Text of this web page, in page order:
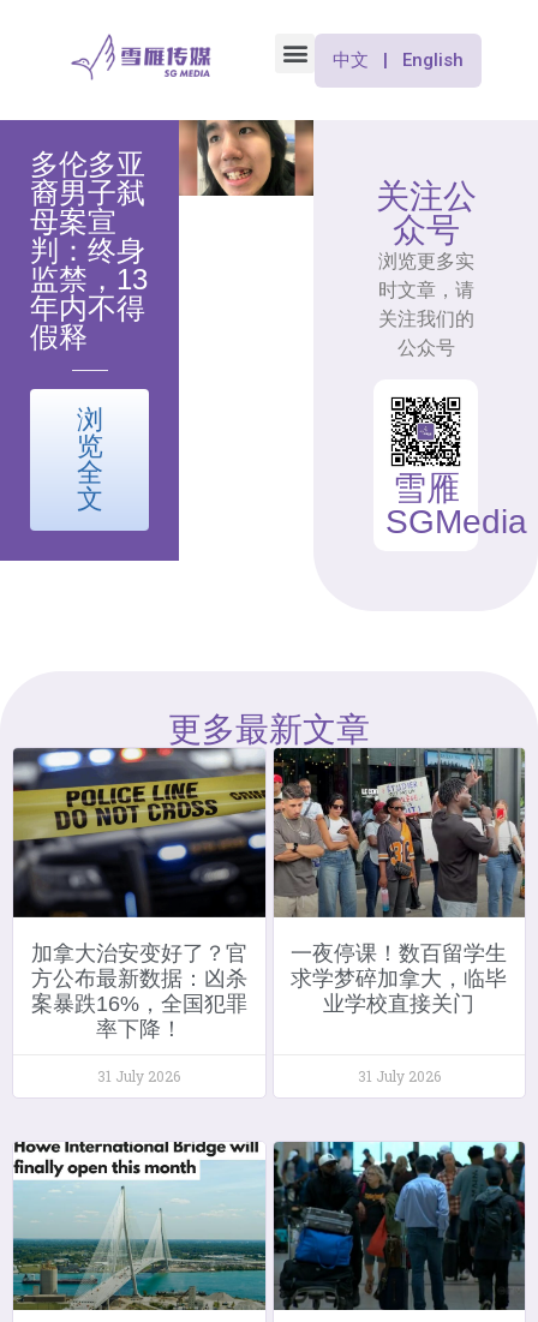
中文 | English
多伦多亚
裔男子弑
母案宣
判：终身
监禁，13
年内不得
假释
浏
览
全
文
关注公
众号
浏览更多实
时文章，请
关注我们的
公众号
雪雁
SGMedia
更多最新文章
加拿大治安变好了？官
方公布最新数据：凶杀
案暴跌16%，全国犯罪
率下降！
31 July 2026
一夜停课！数百留学生
求学梦碎加拿大，临毕
业学校直接关门
31 July 2026